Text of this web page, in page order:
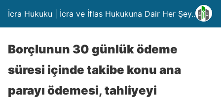
İcra Hukuku | İcra ve İflas Hukukuna Dair Her Şey….
Borçlunun 30 günlük ödeme
süresi içinde takibe konu ana
parayı ödemesi, tahliyeyi